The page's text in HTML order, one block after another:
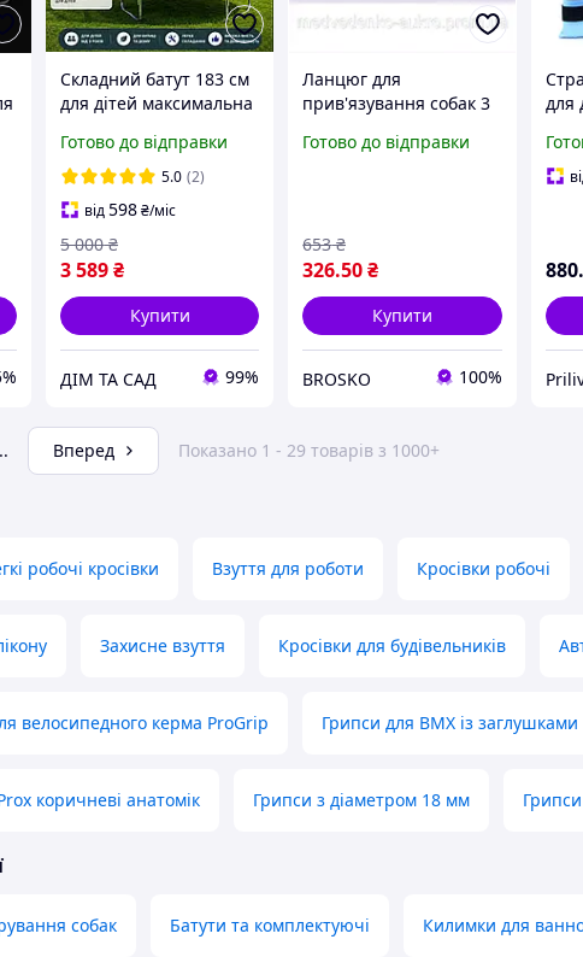
Складний батут 183 см
для дітей максимальна
оцинкована сталь та
комфорт для малюків!
Готово до відправки
5.0 (2)
від598₴/міс
3 589₴
5 000 ₴
Купити
ДІМ ТА САД 99%
Ланцюг для
прив'язування собак 3
карабіном і вертлюгом
Готово до відправки
326.50₴
653 ₴
Купити
BROSKO 100%
для
EPE
880
Вперед Показано 1 - 29 товарів з 1000+
робочі кросівки Взуття для роботи Кросівки робочі
Захисне взуття Кросівки для будівельників
велосипедного керма ProGrip Грипси для BMX із
коричневі анатомік Грипси з діаметром 18 мм
собак Батути та комплектуючі Килимки для